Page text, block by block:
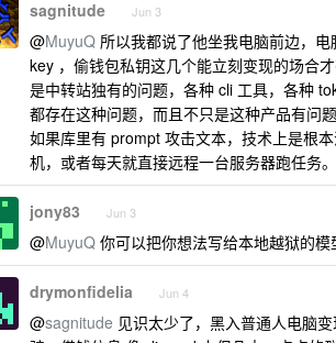
sagnitude Jun 3
@MuyuQ 所以我都说了他坐我电脑前边，
key ，偷钱包私钥这几个能立刻变现的场合
是中转站独有的问题，各种 cli 工具，各种
都存在这种问题，而且不只是这种产品有问
如果库里有 prompt 攻击文本，技术上是根
机，或者每天就直接远程一台服务器跑任务。
jony83 Jun 3
@MuyuQ 你可以把你想法写给本地越狱的模
drymonfidelia Jun 4
@sagnitude 见识太少了，黑入普通人电脑